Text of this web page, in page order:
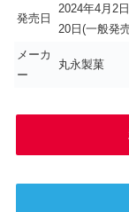
発売日
2024年4月2
20日(一般発
メーカ
ー
丸永製菓